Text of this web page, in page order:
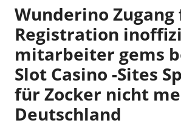
2026:
UNSER
BESTEN
GOLD
FISH
ANGEBOTE
Wunderino
Registration
mitarbeiter gems
Slot Casino -Sites
für Zocker nicht
Deutschland